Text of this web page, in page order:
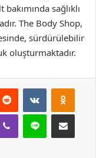
bakımında sağlıklı
The Body Shop,
sürdürülebilir
oluşturmaktadır.
Reddit VKontakte
Viber Line E-Posta ile